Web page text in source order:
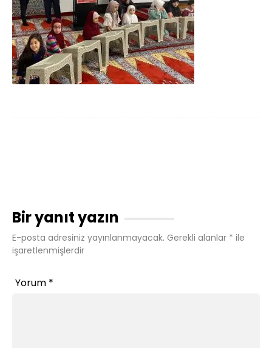
Bir yanıt yazın
E-posta adresiniz yayınlanmayacak. Gerekli alanlar * ile
işaretlenmişlerdir
Yorum *